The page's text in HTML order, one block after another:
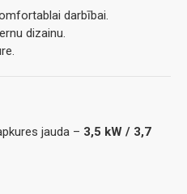
darbībai.
dizainu.
jauda – 3,5 kW / 3,7